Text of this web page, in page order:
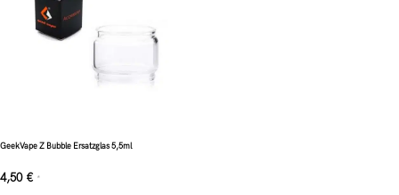
GeekVape Z Bubble Ersatzglas 5,5ml
4,50 € *